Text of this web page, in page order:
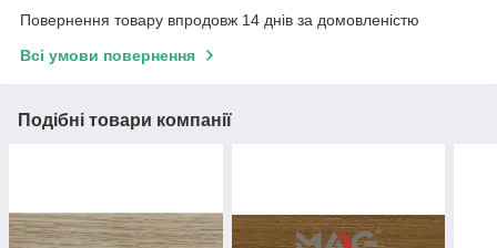
Повернення товару впродовж 14 днів за домовленістю
Всі умови повернення
Подібні товари компанії